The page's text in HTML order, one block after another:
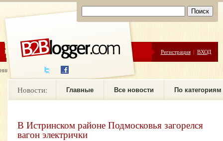
ЦЕНЫ ПОМОЩЬ Регистрация | ВХОД
новостей
Новости: Главные Все новости По категориям
В Истринском районе Подмосковья загорелся
вагон электрички